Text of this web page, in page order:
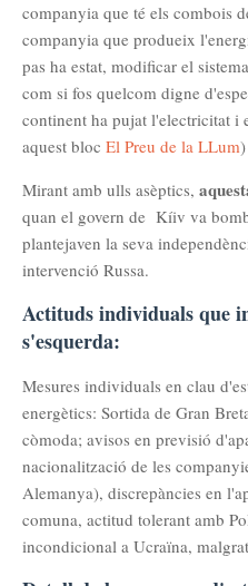
companyia que té els combois
companyia que produeix
pas ha estat, modificar el
com si fos quelcom digne
continent ha pujat l'electricitat i
aquest bloc El Preu de la LLum)
Mirant amb ulls asèptics,
quan el govern de Kíiv va
plantejaven la seva
intervenció Russa.
Actituds individuals que
s'esquerda:
Mesures individuals en clau
energètics: Sortida de Gran
còmoda; avisos en previsió
nacionalització de les
Alemanya), discrepàncies en
comuna, actitud tolerant amb
incondicional a Ucraïna,